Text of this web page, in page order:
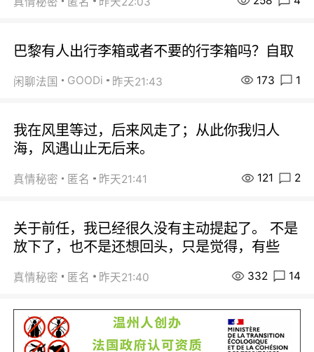
巴黎有人出行李箱或者不要的行李箱吗？自取
闲聊法国 GOODi 昨天21:43 173 1
我在风里等过，后来风走了；从此你我归人
海，风遇山止无后来。
真情秘密 匿名 昨天21:41 121 2
关于前任，我已经很久没有主动提起了。 不是
放下了，也不是还想回头，只是觉得，有些
真情秘密 匿名 昨天21:40 332 14